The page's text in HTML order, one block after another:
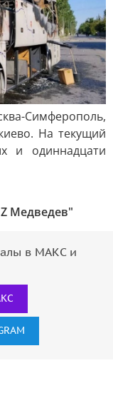
Симферополь,
На текущий
и одиннадцати
Медведев"
в МАКС и